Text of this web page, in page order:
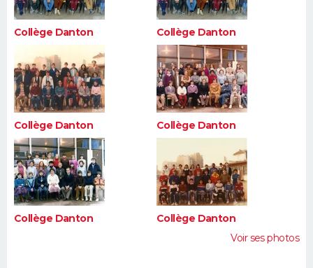
Collège Danton Collège Danton
Collège Danton Collège Danton
Collège Danton
Collège Danton
Voir ses photos